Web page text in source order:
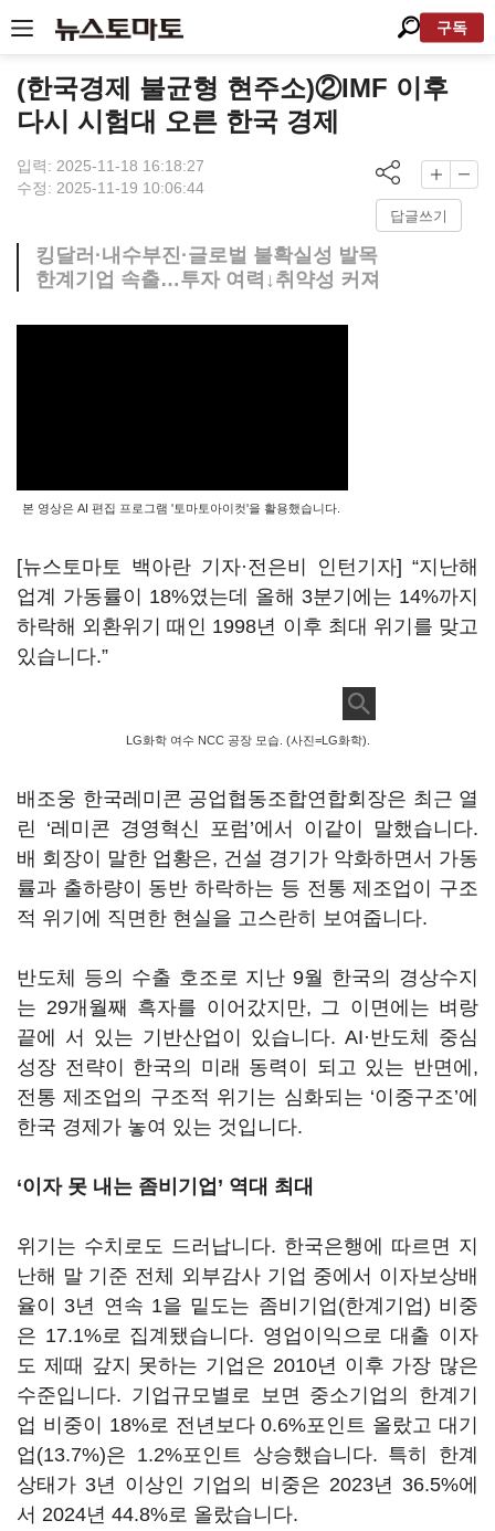
구독
(한국경제 불균형 현주소)②IMF 이후
다시 시험대 오른 한국 경제
입력: 2025-11-18 16:18:27
수정: 2025-11-19 10:06:44
답글쓰기
킹달러·내수부진·글로벌 불확실성 발목
한계기업 속출…투자 여력↓취약성 커져
본 영상은 AI 편집 프로그램 '토마토아이컷'을 활용했습니다.
[뉴스토마토 백아란 기자·전은비 인턴기자] “지난해
업계 가동률이 18%였는데 올해 3분기에는 14%까지
하락해 외환위기 때인 1998년 이후 최대 위기를 맞고
있습니다.”
LG화학 여수 NCC 공장 모습. (사진=LG화학).
배조웅 한국레미콘 공업협동조합연합회장은 최근 열
린 ‘레미콘 경영혁신 포럼’에서 이같이 말했습니다.
배 회장이 말한 업황은, 건설 경기가 악화하면서 가동
률과 출하량이 동반 하락하는 등 전통 제조업이 구조
적 위기에 직면한 현실을 고스란히 보여줍니다.
반도체 등의 수출 호조로 지난 9월 한국의 경상수지
는 29개월째 흑자를 이어갔지만, 그 이면에는 벼랑
끝에 서 있는 기반산업이 있습니다. AI·반도체 중심
성장 전략이 한국의 미래 동력이 되고 있는 반면에,
전통 제조업의 구조적 위기는 심화되는 ‘이중구조’에
한국 경제가 놓여 있는 것입니다.
‘이자 못 내는 좀비기업’ 역대 최대
위기는 수치로도 드러납니다. 한국은행에 따르면 지
난해 말 기준 전체 외부감사 기업 중에서 이자보상배
율이 3년 연속 1을 밑도는 좀비기업(한계기업) 비중
은 17.1%로 집계됐습니다. 영업이익으로 대출 이자
도 제때 갚지 못하는 기업은 2010년 이후 가장 많은
수준입니다. 기업규모별로 보면 중소기업의 한계기
업 비중이 18%로 전년보다 0.6%포인트 올랐고 대기
업(13.7%)은 1.2%포인트 상승했습니다. 특히 한계
상태가 3년 이상인 기업의 비중은 2023년 36.5%에
서 2024년 44.8%로 올랐습니다.